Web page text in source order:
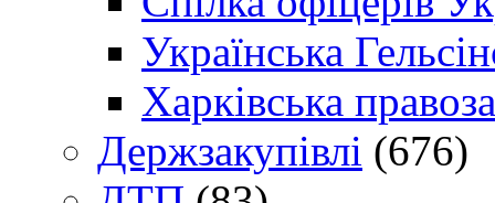
Українська
Харківська
Держзакупівлі (676)